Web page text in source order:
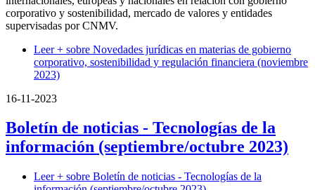
corporativo y sostenibilidad, mercado de valores y entidades
supervisadas por CNMV.
Leer + sobre Novedades jurídicas en materias de gobierno
corporativo, sostenibilidad y regulación financiera (noviembre
2023)
16-11-2023
Boletín de noticias - Tecnologías de la
información (septiembre/octubre 2023)
Leer + sobre Boletín de noticias - Tecnologías de la